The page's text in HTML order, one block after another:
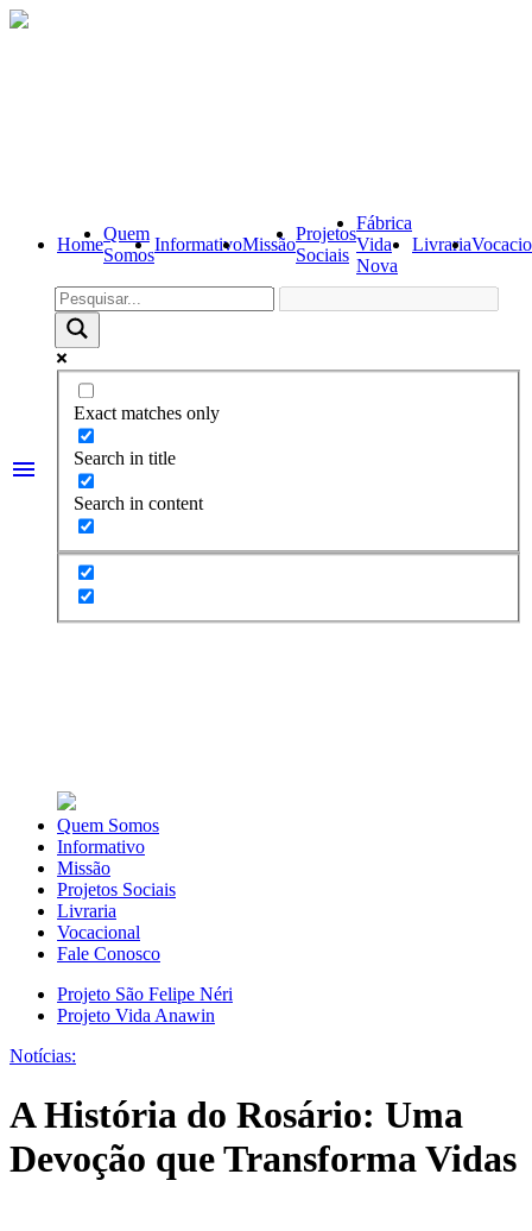
Home
Quem
Somos
InformativoMissão
Projetos
Sociais
Fábrica
Vida
Nova
Livraria
menu
Exact matches only
Search in title
Search in content
Quem Somos
Informativo
Missão
Projetos Sociais
Livraria
Vocacional
Fale Conosco
Projeto São Felipe Néri
Projeto Vida Anawin
Notícias:
A História do Rosário: Uma
Devoção que Transforma Vidas